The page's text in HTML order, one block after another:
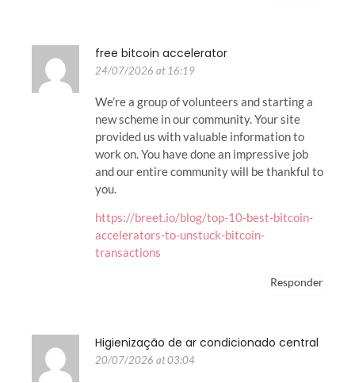
free bitcoin accelerator
24/07/2026 at 16:19
We’re a group of volunteers and starting a
new scheme in our community. Your site
provided us with valuable information to
work on. You have done an impressive job
and our entire community will be thankful to
you.
https://breet.io/blog/top-10-best-bitcoin-
accelerators-to-unstuck-bitcoin-
transactions
Responder
Higienização de ar condicionado central
20/07/2026 at 03:04